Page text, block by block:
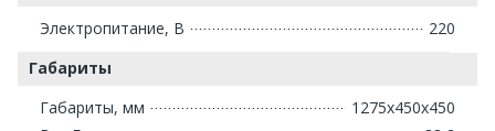
Электропитание, В
220
Габариты
Габариты, мм
1275х450х450